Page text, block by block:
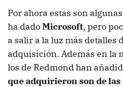
Por ahora estas son
ha dadoMicrosoft, pero
a salir a la luz más detalles
adquisición. Además en la
los de Redmond han
que adquirieron son de las